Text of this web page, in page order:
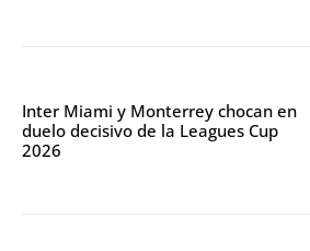
Inter Miami y Monterrey chocan en
duelo decisivo de la Leagues Cup
2026